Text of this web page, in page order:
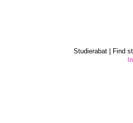
Studierabat | Find